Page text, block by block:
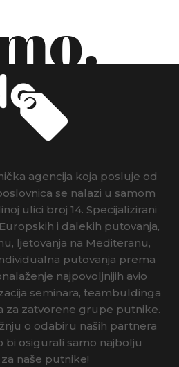
agencija koja posluje od
se nalazi u samom
ulici broj 14. Specijalizirani
i dalekih putovanja,
ljetovanja na Mediteranu,
putovanja prema
najpovoljnijih avio
seminara, teambuldinga
za zatvorene grupe putnike.
o odabiru naših partnera
bi osigurali samo najbolju
naše putnike!